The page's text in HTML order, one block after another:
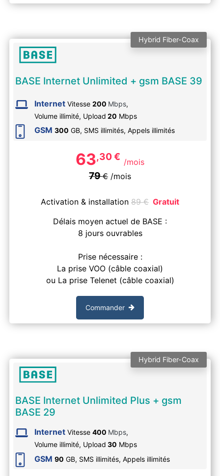
Hybrid Fiber-Coax
BASE Internet Unlimited + gsm BASE 39
Internet Vitesse 200 Mbps,
Volume illimité, Upload 20 Mbps
GSM 300 GB, SMS illimités, Appels illimités
63,30€ /mois
79€ /mois
Activation & installation 89€ Gratuit
Délais moyen actuel de BASE :
8 jours ouvrables
Prise nécessaire :
La prise VOO (câble coaxial)
ou La prise Telenet (câble coaxial)
Commander
Hybrid Fiber-Coax
BASE Internet Unlimited Plus + gsm
BASE 29
Internet Vitesse 400 Mbps,
Volume illimité, Upload 30 Mbps
GSM 90 GB, SMS illimités, Appels illimités